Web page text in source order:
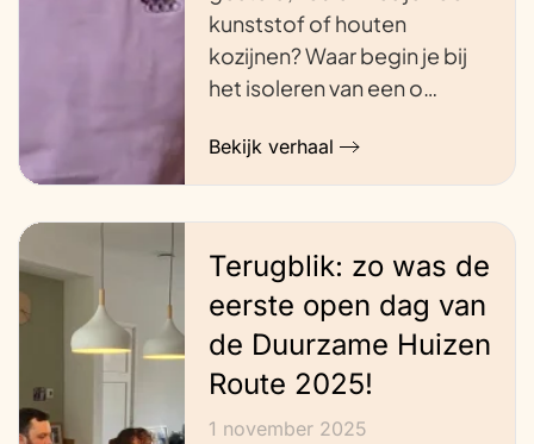
kunststof of houten
kozijnen? Waar begin je bij
het isoleren van een o…
Bekijk verhaal
Terugblik: zo was de
eerste open dag van
de Duurzame Huizen
Route 2025!
1 november 2025